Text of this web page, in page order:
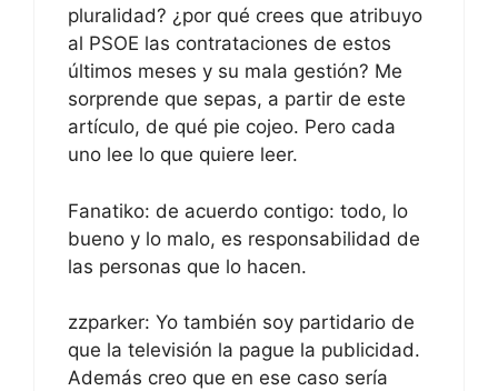
pluralidad? ¿por qué crees que atribuyo
al PSOE las contrataciones de estos
últimos meses y su mala gestión? Me
sorprende que sepas, a partir de este
artículo, de qué pie cojeo. Pero cada
uno lee lo que quiere leer.
Fanatiko: de acuerdo contigo: todo, lo
bueno y lo malo, es responsabilidad de
las personas que lo hacen.
zzparker: Yo también soy partidario de
que la televisión la pague la publicidad.
Además creo que en ese caso sería